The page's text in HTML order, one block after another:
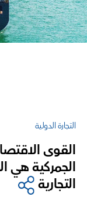
التجارة الدولية
القوى
الجمركية هي
التجارية